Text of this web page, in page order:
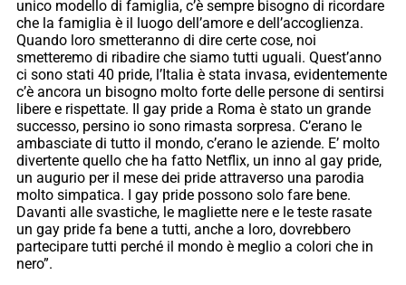
unico modello di famiglia, c’è sempre bisogno di ricordare
che la famiglia è il luogo dell’amore e dell’accoglienza.
Quando loro smetteranno di dire certe cose, noi
smetteremo di ribadire che siamo tutti uguali. Quest’anno
ci sono stati 40 pride, l’Italia è stata invasa, evidentemente
c’è ancora un bisogno molto forte delle persone di sentirsi
libere e rispettate. Il gay pride a Roma è stato un grande
successo, persino io sono rimasta sorpresa. C’erano le
ambasciate di tutto il mondo, c’erano le aziende. E’ molto
divertente quello che ha fatto Netflix, un inno al gay pride,
un augurio per il mese dei pride attraverso una parodia
molto simpatica. I gay pride possono solo fare bene.
Davanti alle svastiche, le magliette nere e le teste rasate
un gay pride fa bene a tutti, anche a loro, dovrebbero
partecipare tutti perché il mondo è meglio a colori che in
nero”.